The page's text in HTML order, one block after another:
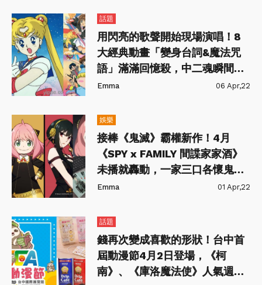
話題
用閃亮的歌聲開始現場演唱！8
大經典動畫「變身台詞&魔法咒
語」滿滿回憶殺，中二魂瞬間就
爆發～
Emma 06 Apr,22
娛樂
接棒《鬼滅》霸權新作！4月
《SPY x FAMILY 間諜家家酒》
未播就轟動，一家三口各懷鬼胎
的搞笑日常！
Emma 01 Apr,22
話題
錢再次變成喜歡的形狀！台中首
屆動漫節4月2日登場，《柯
南》、《庫洛魔法使》人氣週邊